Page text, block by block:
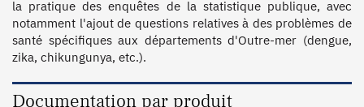
la pratique des enquêtes de la statistique publique, avec
notamment l'ajout de questions relatives à des problèmes de
santé spécifiques aux départements d'Outre-mer (dengue,
zika, chikungunya, etc.).
Documentation par produit